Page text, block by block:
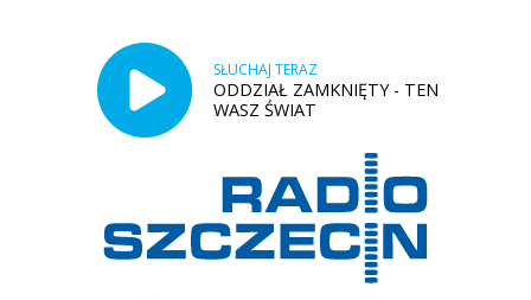
SŁUCHAJ TERAZ
ODDZIAŁ ZAMKNIĘTY - TEN
WASZ ŚWIAT